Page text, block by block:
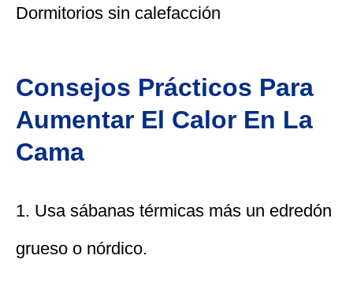
Dormitorios sin calefacción
Consejos Prácticos Para
Aumentar El Calor En La
Cama
1. Usa sábanas térmicas más un edredón
grueso o nórdico.